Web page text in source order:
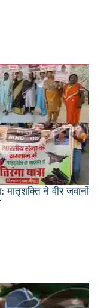
मातृशक्ति ने वीर जवानों